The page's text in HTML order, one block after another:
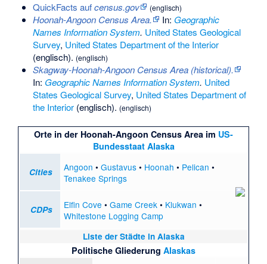
QuickFacts aufcensus.gov (englisch)
Hoonah-Angoon Census Area. In: Geographic
Names Information System. United States Geological
Survey, United States Department of the Interior
(englisch). (englisch)
Skagway-Hoonah-Angoon Census Area (historical).
In: Geographic Names Information System. United
States Geological Survey, United States Department of
the Interior(englisch). (englisch)
Orte in der Hoonah-Angoon Census Area im US-
Bundesstaat Alaska
Cities Angoon • Gustavus• Hoonah • Pelican •
Tenakee Springs
CDPs Elfin Cove • Game Creek• Klukwan •
Whitestone Logging Camp
Liste der Städte in Alaska
Politische Gliederung Alaskas